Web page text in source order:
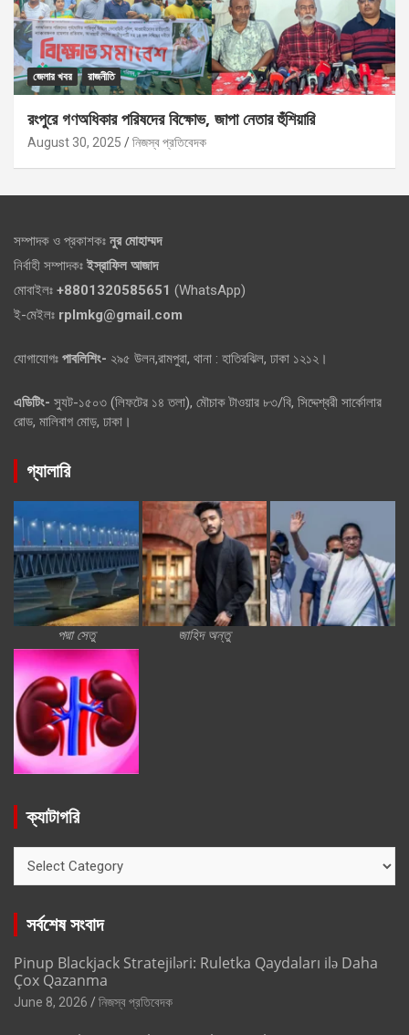
জেলার খবর রাজনীতি
রংপুরে গণঅধিকার পরিষদের বিক্ষোভ, জাপা নেতার হুঁশিয়ারি
August 30, 2025 নিজস্ব প্রতিবেদক
সম্পাদক ও প্রকাশকঃ নুর মোহাম্মদ
নির্বাহী সম্পাদকঃ ইস্রাফিল আজাদ
মোবাইলঃ +8801320585651 (WhatsApp)
ই-মেইলঃ rplmkg@gmail.com
যোগাযোগঃ পাবলিশিং- ২৯৫ উলন,রামপুরা, থানা : হাতিরঝিল, ঢাকা ১২১২।
এডিটিং- স্যুট-১৫০৩ (লিফটের ১৪ তলা), মৌচাক টাওয়ার ৮৩/বি, সিদ্দেশ্বরী সার্কোলার
রোড, মালিবাগ মোড়, ঢাকা।
গ্যালারি
পদ্মা সেতু জাহিদ অন্তু
ক্যাটাগরি
সর্বশেষ সংবাদ
Pinup Blackjack Stratejiləri: Ruletka Qaydaları ilə Daha
Çox Qazanma
June 8, 2026 নিজস্ব প্রতিবেদক